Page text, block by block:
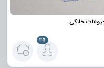
خانگی
35